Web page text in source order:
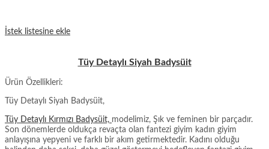
İstek listesine ekle
Tüy Detaylı Siyah Badysüit
Ürün Özellikleri:
Tüy Detaylı Siyah Badysüit,
Tüy Detaylı Kırmızı Badysüit, modelimiz, Şık ve feminen bir parçadır.
Son dönemlerde oldukça revaçta olan fantezi giyim kadın giyim
anlayışına yepyeni ve farklı bir akım getirmektedir. Kadını olduğu